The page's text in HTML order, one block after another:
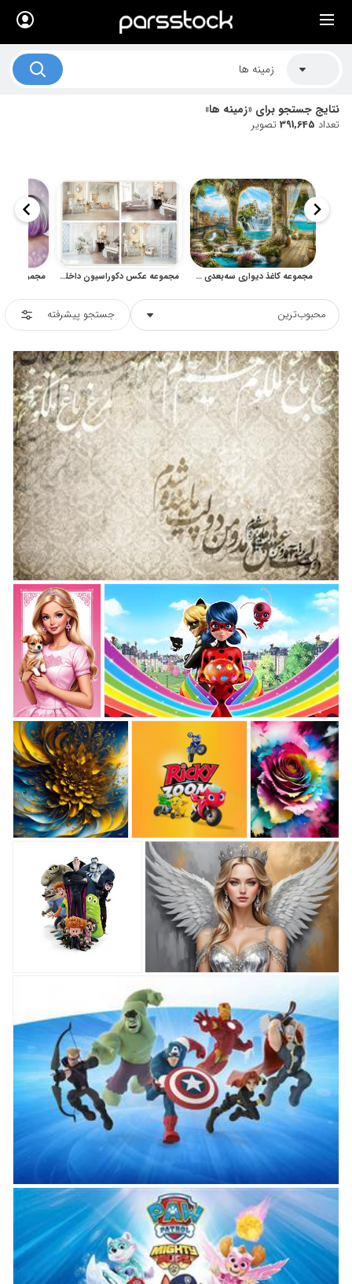
نتایج جستجو برای «زمینه ها»
تعداد 391,645تصویر
مجموعه کاغذ دیواری سه‌بعدی منظره و پوستر دیواری طبیعت مجموعه عکس دکوراسیون داخلی کلاسیک، روشن و لوکس
محبوب‌ترین جستجو پیشرفته
× لیست قیمت ها
موضوعات تصاویر
هنرمندان ایرانی
کسب درآمد از فروش تصاویر
021 28428845
تماس با ما
بلاگ پارس استاک